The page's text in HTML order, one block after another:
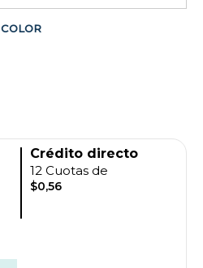
COLOR
Crédito directo
12 Cuotas de
$0,56